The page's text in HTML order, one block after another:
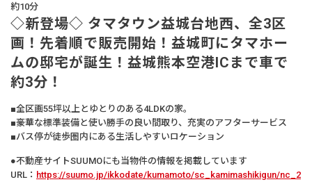
約10分
◇新登場◇ タマタウン益城台地西、全3区
画！先着順で販売開始！益城町にタマホー
ムの邸宅が誕生！益城熊本空港ICまで車で
約3分！
■全区画55坪以上とゆとりのある4LDKの家。
■豪華な標準装備と使い勝手の良い間取り、充実のアフターサービス
■バス停が徒歩圏内にある生活しやすいロケーション
●不動産サイトSUUMOにも当物件の情報を掲載しています
URL： https://suumo.jp/ikkodate/kumamoto/sc_kamimashikigun/nc_2